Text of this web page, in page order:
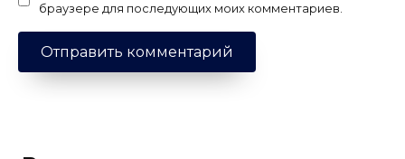
браузере для последующих моих комментариев.